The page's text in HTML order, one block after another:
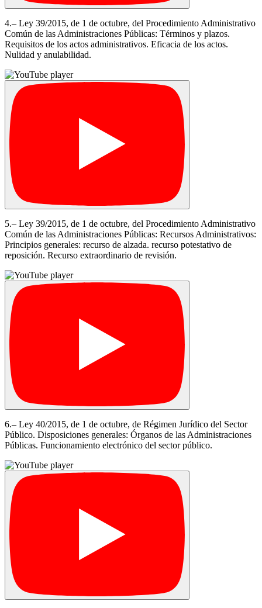
4.– Ley 39/2015, de 1 de octubre, del Procedimiento Administrativo
Común de las Administraciones Públicas: Términos y plazos.
Requisitos de los actos administrativos. Eficacia de los actos.
Nulidad y anulabilidad.
5.– Ley 39/2015, de 1 de octubre, del Procedimiento Administrativo
Común de las Administraciones Públicas: Recursos Administrativos:
Principios generales: recurso de alzada. recurso potestativo de
reposición. Recurso extraordinario de revisión.
6.– Ley 40/2015, de 1 de octubre, de Régimen Jurídico del Sector
Público. Disposiciones generales: Órganos de las Administraciones
Públicas. Funcionamiento electrónico del sector público.